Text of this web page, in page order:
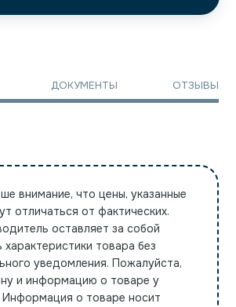
ДОКУМЕНТЫ ОТЗЫВЫ
внимание, что цены, указанные
отличаться от фактических.
оставляет за собой
товара без
уведомления. Пожалуйста,
и информацию о товаре у
о товаре носит